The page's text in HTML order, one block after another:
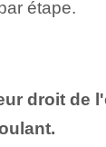
étape.
droit de